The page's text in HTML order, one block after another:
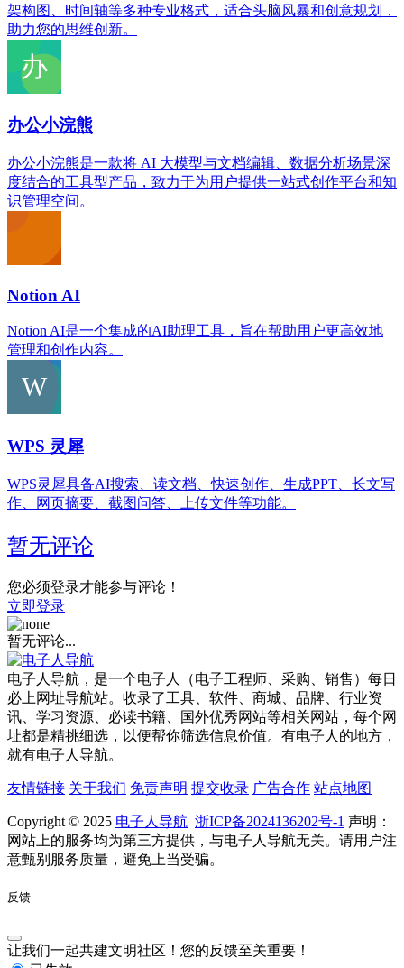
架构图、时间轴等多种专业格式，适合头脑风暴和创意规划，
助力您的思维创新。
办公小浣熊
办公小浣熊是一款将 AI 大模型与文档编辑、数据分析场景深
度结合的工具型产品，致力于为用户提供一站式创作平台和知
识管理空间。
‌Notion AI
‌Notion AI‌是一个集成的AI助理工具，旨在帮助用户更高效地
管理和创作内容。
WPS 灵犀
WPS灵犀具备AI搜索、读文档、快速创作、生成PPT、长文写
作、网页摘要、截图问答、上传文件等功能。
暂无评论
您必须登录才能参与评论！
立即登录
暂无评论...
电子人导航，是一个电子人（电子工程师、采购、销售）每日
必上网址导航站。收录了工具、软件、商城、品牌、行业资
讯、学习资源、必读书籍、国外优秀网站等相关网站，每个网
址都是精挑细选，以便帮你筛选信息价值。有电子人的地方，
就有电子人导航。
友情链接 关于我们 免责声明 提交收录 广告合作 站点地图
Copyright © 2025 电子人导航 浙ICP备2024136202号-1 声明：
网站上的服务均为第三方提供，与电子人导航无关。请用户注
意甄别服务质量，避免上当受骗。
反馈
让我们一起共建文明社区！您的反馈至关重要！